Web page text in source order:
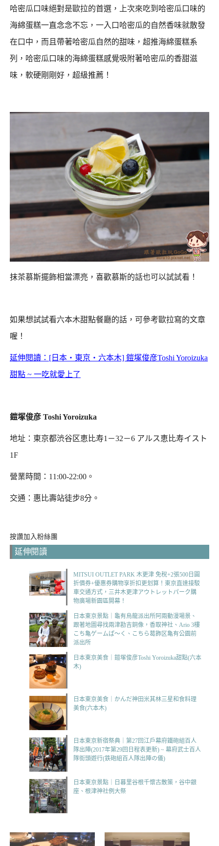
哈密瓜口味絕對是歐拉的首選，上次來吃到哈密瓜口味的
海綿蛋糕一直念念不忘， 一入口哈密瓜的自然香味就散發
在口中，而且帶著哈密瓜自然的甜味， 超推海綿蛋糕系
列，哈密瓜口味的海綿蛋糕感覺吸附著哈密瓜的香甜滋
味，軟硬剛剛好，超級推薦！
抹茶慕斯擺飾相當漂亮，喜歡慕斯的話也可以試試看！
如果想試試看六本木甜點餐廳的話，可參考歐拉寫的文章
喔！
延伸閱讀：[日本‧東京‧六本木] 鎧塚俊彦Toshi Yoroizuka
甜點 ~ 一吃就愛上了
鎧塚俊彦 Toshi Yoroizuka
地址 ：東京都渋谷区恵比寿1－32－6 アルス恵比寿イスト
1F
營業時間：11:00-22:00。
交通：惠比壽站徒步8分 。
按讚加入粉絲團
延伸閱讀
MITSUI OUTLET PARK 木更津 免稅+2張500日圓
折價券+優惠券購物享折扣更划算！東京直達接駁
車交通方式，三井木更津アウトレットパーク購
物廣場新園區開幕！
日本東京景點｜龜有烏龍派出所阿兩動漫場景、
跟著地圖尋找兩津勘吉銅像，香取神社、Ario 3樓
こち亀ゲームぱ～く、こちら葛飾区亀有公園前
派出所
日本東京美食｜鎧塚俊彦Toshi Yoroizuka甜點(六本
木)
日本東京美食｜かんだ神田米其林三星和食料理
美食(六本木)
日本東京新宿祭典｜第27回江戶幕府鐵砲組百人
隊出陣(2017年第29回日程表更新) ~ 幕府武士百人
隊街頭遊行(鉄砲組百人隊出陣の儀)
日本東京景點｜日暮里谷根千懷古散策，谷中銀
座、根津神社例大祭